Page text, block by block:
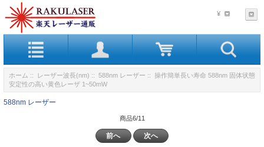
¥
ホーム :: レーザー波長(nm) :: 588nm レーザー :: 操作簡単長い寿命 588nm 固体状態
安定性の高い黄色レーザ 1~50mW
588nm レーザー
商品6/11
前へ 次へ